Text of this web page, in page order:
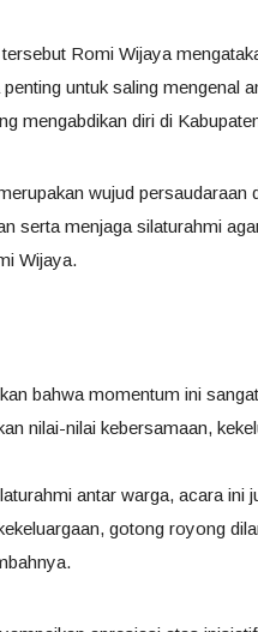
Romi Wijaya
untuk saling mengenal
mengabdikan diri di
wujud
serta menjaga silaturahmi
Wijaya.
bahwa momentum ini
nilai-nilai kebersamaan,
antar warga, acara ini
gotong royong